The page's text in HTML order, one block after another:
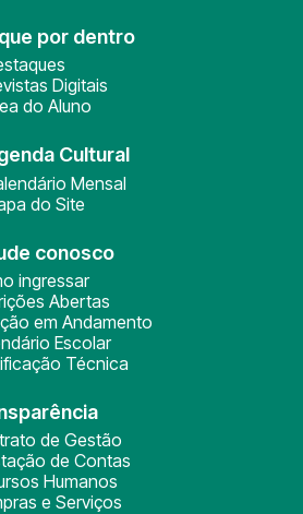
por dentro
Digitais
do Aluno
Cultural
Mensal
do Site
conosco
ingressar
Abertas
em Andamento
Escolar
Técnica
de Gestão
de Contas
Humanos
e Serviços